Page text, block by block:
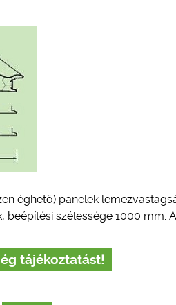
éghető) panelek
szélessége 1000 mm.
tájékoztatást!